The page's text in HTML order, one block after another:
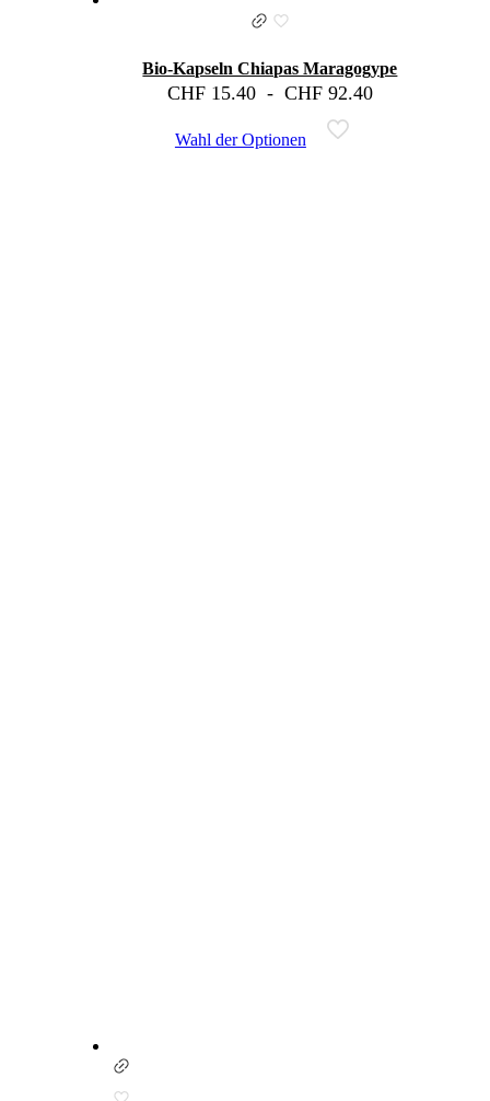
Bio-Kapseln Chiapas Maragogype
CHF15.40 - CHF92.40
Wahl der Optionen